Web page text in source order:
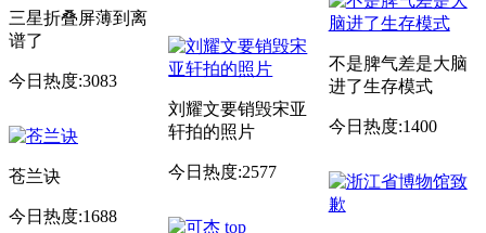
三星折叠屏薄到离
谱了
今日热度:3083
苍兰诀
今日热度:1688
刘耀文要销毁宋亚
轩拍的照片
今日热度:2577
不是脾气差是大脑
进了生存模式
今日热度:1400